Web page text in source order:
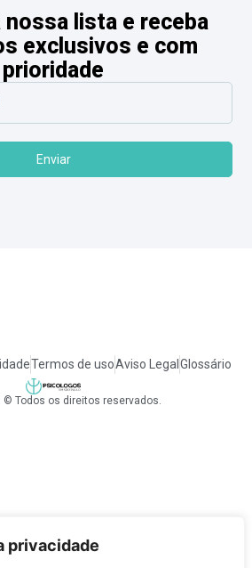
privacidade
nossa lista e receba
exclusivos e com
prioridade
Enviar
Termos de usoAviso Legal Glossário
© Todos os direitos reservados.